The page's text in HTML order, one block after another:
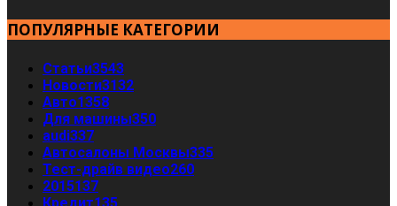
ПОПУЛЯРНЫЕ КАТЕГОРИИ
Статьи3543
Новости3132
Авто1358
Для машины350
audi337
Автосалоны Москвы335
Тест-драйв видео260
2015137